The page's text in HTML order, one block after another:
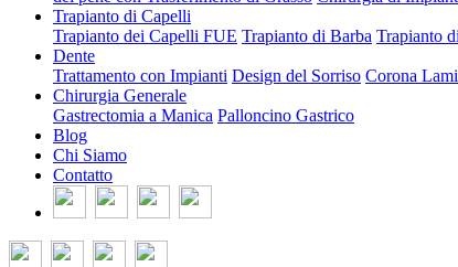
Trapianto di Capelli
Trapianto dei Capelli FUE Trapianto di Barba Trapianto
Dente
Trattamento con Impianti Design del Sorriso Corona
Chirurgia Generale
Gastrectomia a Manica Palloncino Gastrico
Blog
Chi Siamo
Contatto